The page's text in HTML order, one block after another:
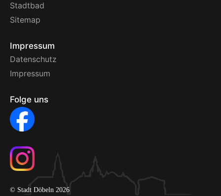
Stadtbad
Sitemap
Impressum
Datenschutz
Impressum
Folge uns
© Stadt Döbeln 2026